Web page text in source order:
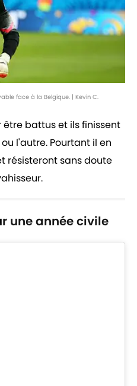
face à la Belgique. | Kevin C.
battus et ils finissent
l'autre. Pourtant il en
résisteront sans doute
une année civile